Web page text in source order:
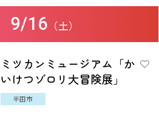
9/16 （土）
ミツカンミュージアム「か
いけつゾロリ大冒険展」
半田市